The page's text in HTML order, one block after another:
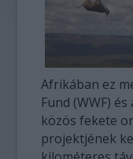
Afrikában ez
Fund (WWF)
közös fekete
projektjének